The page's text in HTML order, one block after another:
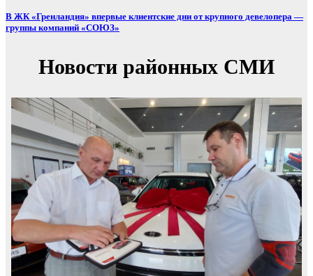
В ЖК «Гренландия» впервые клиентские дни от крупного девелопера —
группы компаний «СОЮЗ»